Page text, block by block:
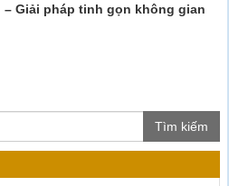
– Giải pháp tinh gọn không gian
Tìm kiếm